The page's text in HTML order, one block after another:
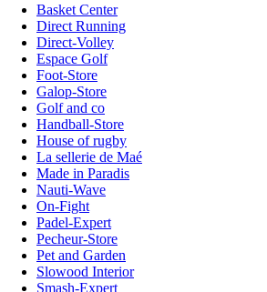
Basket Center
Direct Running
Direct-Volley
Espace Golf
Foot-Store
Galop-Store
Golf and co
Handball-Store
House of rugby
La sellerie de Maé
Made in Paradis
Nauti-Wave
On-Fight
Padel-Expert
Pecheur-Store
Pet and Garden
Slowood Interior
Smash-Expert